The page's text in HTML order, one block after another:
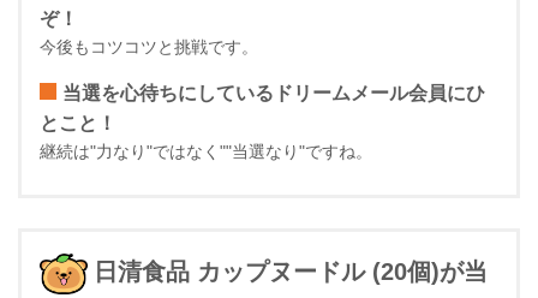
ぞ！
今後もコツコツと挑戦です。
当選を心待ちにしているドリームメール会員にひ
とこと！
継続は"力なり"ではなく""当選なり"ですね。
日清食品 カップヌードル (20個)が当